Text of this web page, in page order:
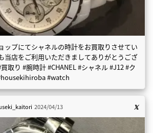
ップにてシャネルの時計をお買取りさせてい
当店をご利用いただきましてありがとうござ
取り #腕時計 #CHANEL #シャネル #J12 #ク
#watch
2024/04/13